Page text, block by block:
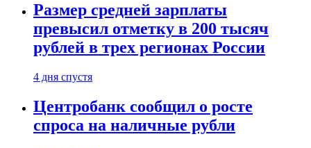
Размер средней зарплаты
превысил отметку в 200 тысяч
рублей в трех регионах России
4 дня спустя
Центробанк сообщил о росте
спроса на наличные рубли